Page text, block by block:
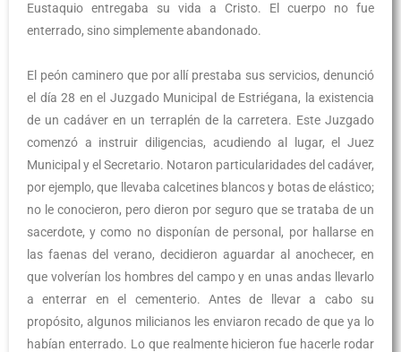
Eustaquio entregaba su vida a Cristo. El cuerpo no fue
enterrado, sino simplemente abandonado.
El peón caminero que por allí prestaba sus servicios, denunció
el día 28 en el Juzgado Municipal de Estriégana, la existencia
de un cadáver en un terraplén de la carretera. Este Juzgado
comenzó a instruir diligencias, acudiendo al lugar, el Juez
Municipal y el Secretario. Notaron particularidades del cadáver,
por ejemplo, que llevaba calcetines blancos y botas de elástico;
no le conocieron, pero dieron por seguro que se trataba de un
sacerdote, y como no disponían de personal, por hallarse en
las faenas del verano, decidieron aguardar al anochecer, en
que volverían los hombres del campo y en unas andas llevarlo
a enterrar en el cementerio. Antes de llevar a cabo su
propósito, algunos milicianos les enviaron recado de que ya lo
habían enterrado. Lo que realmente hicieron fue hacerle rodar